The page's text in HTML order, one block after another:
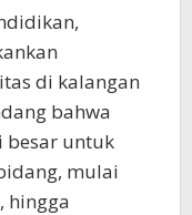
di kalangan
bahwa
besar untuk
mulai
hingga